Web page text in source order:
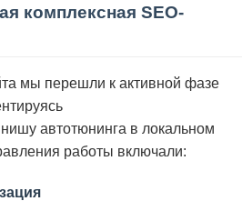
комплексная SEO-
мы перешли к активной фазе
автотюнинга в локальном
работы включали: